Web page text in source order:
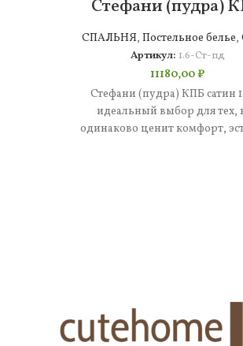
Стефани (пудра)
сатин 1.6
СПАЛЬНЯ, Постельное белье,
Артикул: 1.6-Ст-пд
11180,00₽
Стефани (пудра) КПБ сатин
идеальный выбор для тех,
одинаково ценит комфорт,